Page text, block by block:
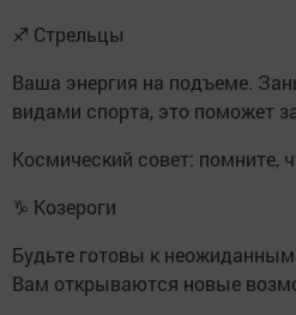
♐ Стрельцы
Ваша энергия на подъеме.
видами спорта, это поможет
Космический совет: помните,
♑ Козероги
Будьте готовы к
Вам открываются новые